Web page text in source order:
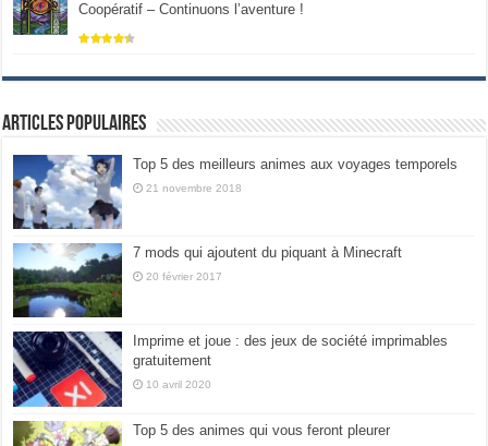
Coopératif – Continuons l’aventure !
Articles populaires
Top 5 des meilleurs animes aux voyages temporels
21 novembre 2018
7 mods qui ajoutent du piquant à Minecraft
20 février 2017
Imprime et joue : des jeux de société imprimables
gratuitement
10 avril 2020
Top 5 des animes qui vous feront pleurer